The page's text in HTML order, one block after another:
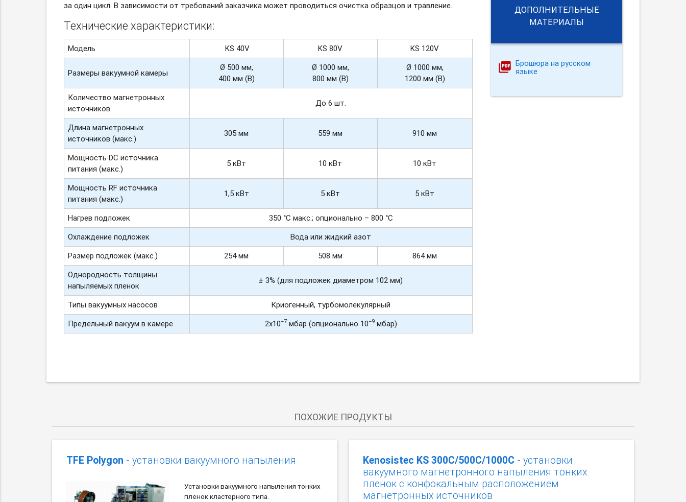
за один цикл. В зависимости от требований заказчика может проводиться очистка образцов и травление.
Технические характеристики:
Модель KS 40V KS 80V KS 120V
Размеры вакуумной камеры
Ø 500 мм,
400 мм (В)
Ø 1000 мм,
800 мм (В)
Ø 1000 мм,
1200 мм (В)
Количество магнетронных
источников
До 6 шт.
Длина магнетронных
источников (макс.)
305 мм 559 мм 910 мм
Мощность DC источника
питания (макс.)
5 кВт 10 кВт 10 кВт
Мощность RF источника
питания (макс.)
1,5 кВт 5 кВт 5 кВт
Нагрев подложек
350 °С макс.; опционально – 800 °С
Охлаждение подложек
Вода или жидкий азот
Размер подложек (макс.)
254 мм 508 мм
864 мм
Однородность толщины
напыляемых пленок
± 3% (для подложек диаметром 102 мм)
Типы вакуумных насосов
Криогенный, турбомолекулярный
Предельный вакуум в камере
2х10−7мбар (опционально 10−9мбар)
ДОПОЛНИТЕЛЬНЫЕ
МАТЕРИАЛЫ
Брошюра на русском
языке
ПОХОЖИЕ ПРОДУКТЫ
TFE Polygon - установки вакуумного напыления
Установки вакуумного напыления тонких
пленок кластерного типа.
Kenosistec KS 300С/500C/1000С - установки
вакуумного магнетронного напыления тонких
пленок c конфокальным расположением
магнетронных источников